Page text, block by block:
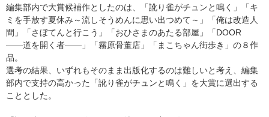
編集部内で大賞候補作としたのは、「訛り雀がチュンと鳴く」「キ
ミを手放す夏休み～流しそうめんに思い出つめて～」「俺は改造人
間」「さぼてんと行こう」「おひさまのあたる部屋」「DOOR
――道を開く者――」「霧原骨董店」「まこちゃん街歩き」の８作
品。
選考の結果、いずれもそのまま出版化するのは難しいと考え、編集
部内で支持の高かった「訛り雀がチュンと鳴く」を大賞に選出する
こととした。